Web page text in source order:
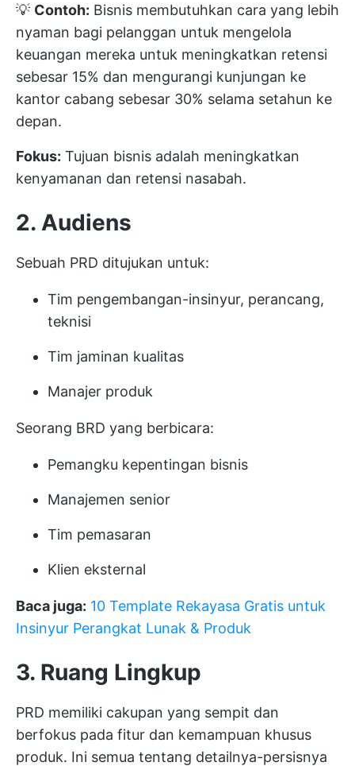
💡 Contoh: Bisnis membutuhkan cara yang lebih
nyaman bagi pelanggan untuk mengelola
keuangan mereka untuk meningkatkan retensi
sebesar 15% dan mengurangi kunjungan ke
kantor cabang sebesar 30% selama setahun ke
depan.
Fokus: Tujuan bisnis adalah meningkatkan
kenyamanan dan retensi nasabah.
2. Audiens
Sebuah PRD ditujukan untuk:
Tim pengembangan-insinyur, perancang,
teknisi
Tim jaminan kualitas
Manajer produk
Seorang BRD yang berbicara:
Pemangku kepentingan bisnis
Manajemen senior
Tim pemasaran
Klien eksternal
Baca juga: 10 Template Rekayasa Gratis untuk
Insinyur Perangkat Lunak & Produk
3. Ruang Lingkup
PRD memiliki cakupan yang sempit dan
berfokus pada fitur dan kemampuan khusus
produk. Ini semua tentang detailnya-persisnya